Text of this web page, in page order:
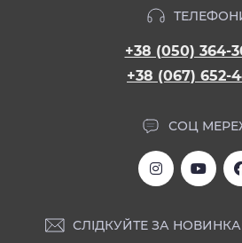
+38 (050) 364-
+38 (067) 652-
СОЦ
СЛІДКУЙТЕ ЗА